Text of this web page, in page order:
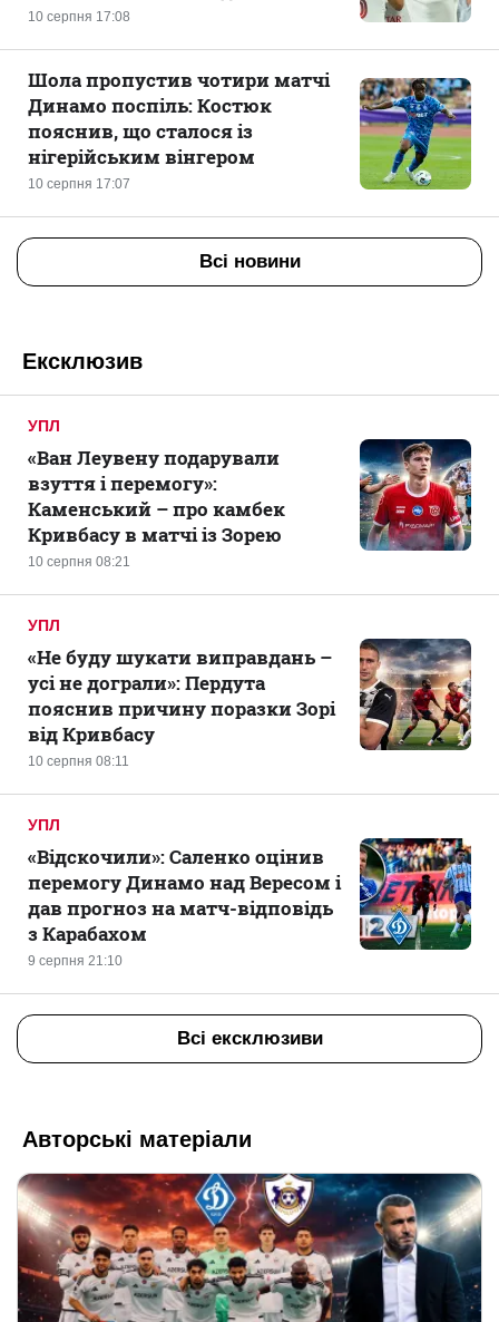
10 серпня 17:08
10 серпня 17:07
Шола пропустив чотири матчі
Динамо поспіль: Костюк
пояснив, що сталося із
нігерійським вінгером
Всі новини
Ексклюзив
УПЛ
10 серпня 08:21
«Ван Леувену подарували
взуття і перемогу»:
Каменський – про камбек
Кривбасу в матчі із Зорею
УПЛ
10 серпня 08:11
«Не буду шукати виправдань –
усі не дограли»: Пердута
пояснив причину поразки Зорі
від Кривбасу
УПЛ
9 серпня 21:10
«Відскочили»: Саленко оцінив
перемогу Динамо над Вересом і
дав прогноз на матч-відповідь
з Карабахом
Всі ексклюзиви
Авторські матеріали